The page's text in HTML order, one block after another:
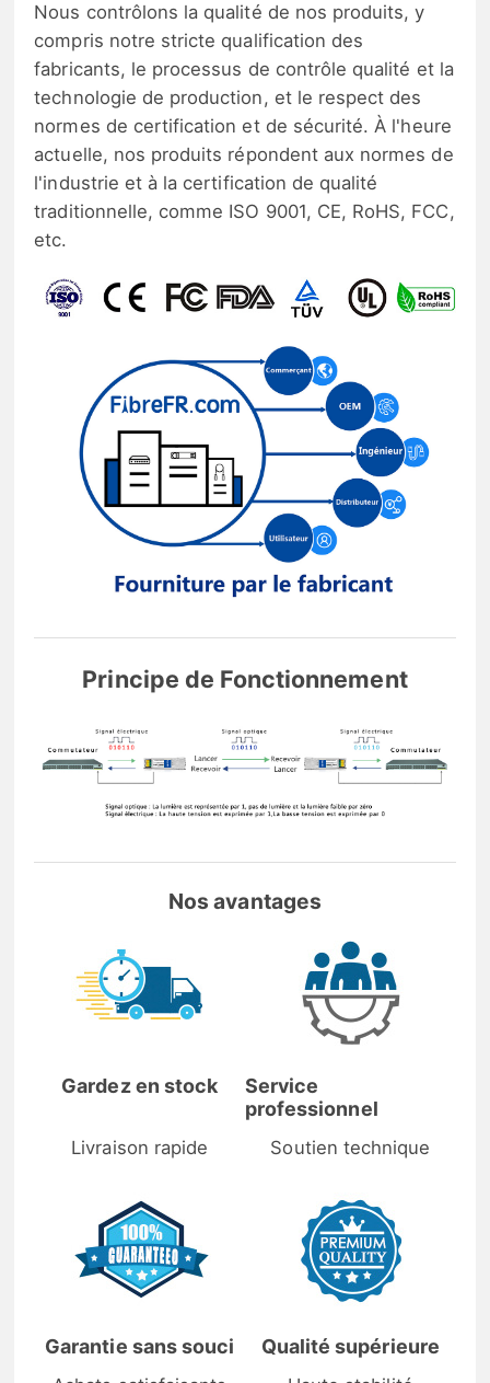
Nous contrôlons la qualité de nos produits, y
compris notre stricte qualification des
fabricants, le processus de contrôle qualité et la
technologie de production, et le respect des
normes de certification et de sécurité. À l'heure
actuelle, nos produits répondent aux normes de
l'industrie et à la certification de qualité
traditionnelle, comme ISO 9001, CE, RoHS, FCC,
etc.
Principe de Fonctionnement
Nos avantages
Gardez en stock
Livraison rapide
Service
professionnel
Soutien technique
Garantie sans souci Qualité supérieure